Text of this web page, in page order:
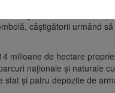
Regiei, sala de conferinţe
câştigătorii urmând
milioane de hectare
naţionale şi naturale
stat şi patru depozite de